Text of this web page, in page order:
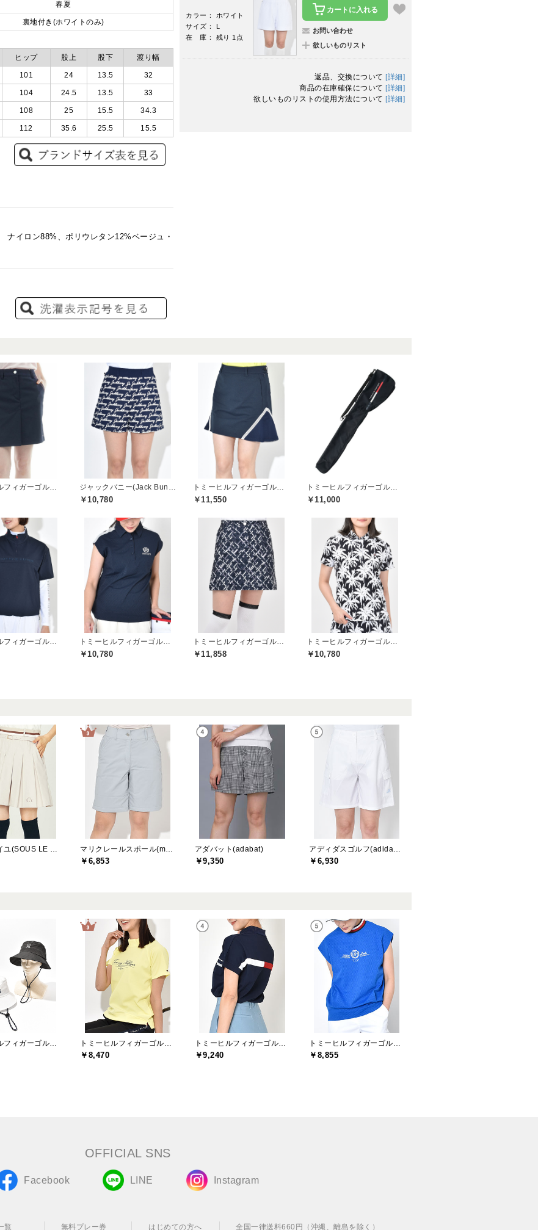
春夏
裏地付き(ホワイトのみ)
ヒップ 股上 股下 渡り幅
101 24 13.5 32
104 24.5 13.5 33
108 25 15.5 34.3
112 35.6 25.5 15.5
イロン88%、ポリウレタン12%ベージュ・
カラー： ホワイト
サイズ： L
在 庫： 残り 1点
カートに入れる
お問い合わせ
欲しいものリスト
返品、交換について [詳細]
商品の在庫確保について [詳細]
欲しいものリストの使用方法について [詳細]
￥10,780 ￥11,550 ￥11,000
￥10,780 ￥11,858 ￥10,780
￥6,853
アダバット(adabat)
￥9,350 ￥6,930
￥8,470 ￥9,240 ￥8,855
OFFICIAL SNS
Facebook LINE Instagram
覧 無料プレー券 はじめての方へ 全国一律送料660円（沖縄、離島を除く）